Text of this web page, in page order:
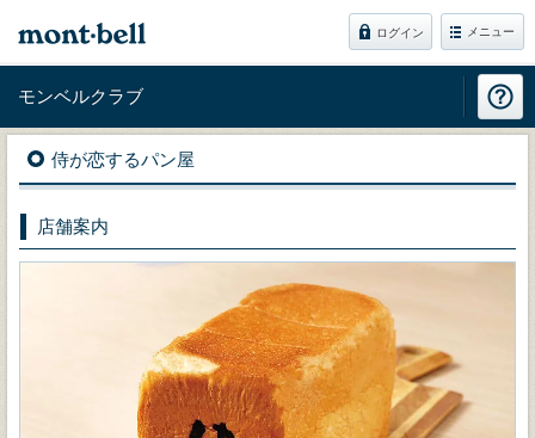
ログイン メニュー
モンベルクラブ
侍が恋するパン屋
店舗案内